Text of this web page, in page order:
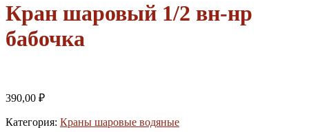
Кран шаровый 1/2 вн-нр
бабочка
390,00 ₽
Категория: Краны шаровые водяные